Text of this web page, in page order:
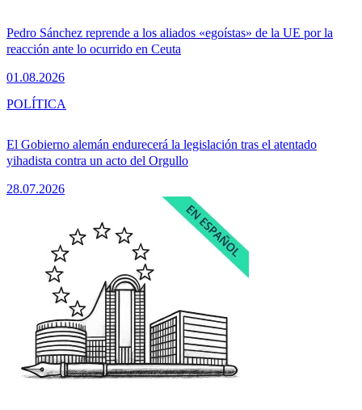
Pedro Sánchez reprende a los aliados «egoístas» de la UE por la
reacción ante lo ocurrido en Ceuta
01.08.2026
El Gobierno alemán endurecerá la legislación tras el atentado
yihadista contra un acto del Orgullo
28.07.2026
POLÍTICA